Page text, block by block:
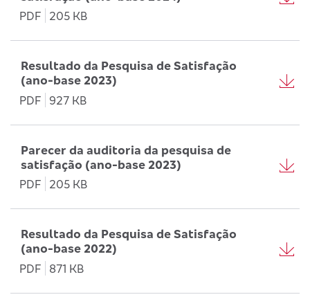
PDF
205 KB
Resultado da Pesquisa de Satisfação
(ano-base 2023)
PDF
927 KB
Parecer da auditoria da pesquisa de
satisfação (ano-base 2023)
PDF
205 KB
Resultado da Pesquisa de Satisfação
(ano-base 2022)
PDF
871 KB